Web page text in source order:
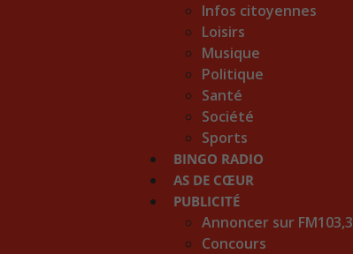
Infos citoyennes
Loisirs
Musique
Politique
Santé
Société
Sports
BINGO RADIO
AS DE CŒUR
PUBLICITÉ
Annoncer sur FM103,3
Concours